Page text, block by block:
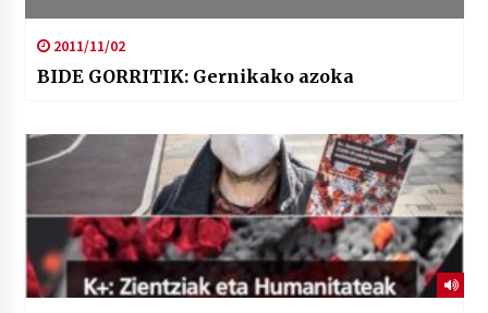
2011/11/02
BIDE GORRITIK: Gernikako azoka